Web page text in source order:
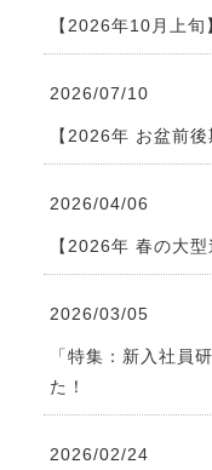
【2026年10月上
2026/07/10
【2026年 お盆前
2026/04/06
【2026年 春の大
2026/03/05
「特集：新入社員
た！
2026/02/24